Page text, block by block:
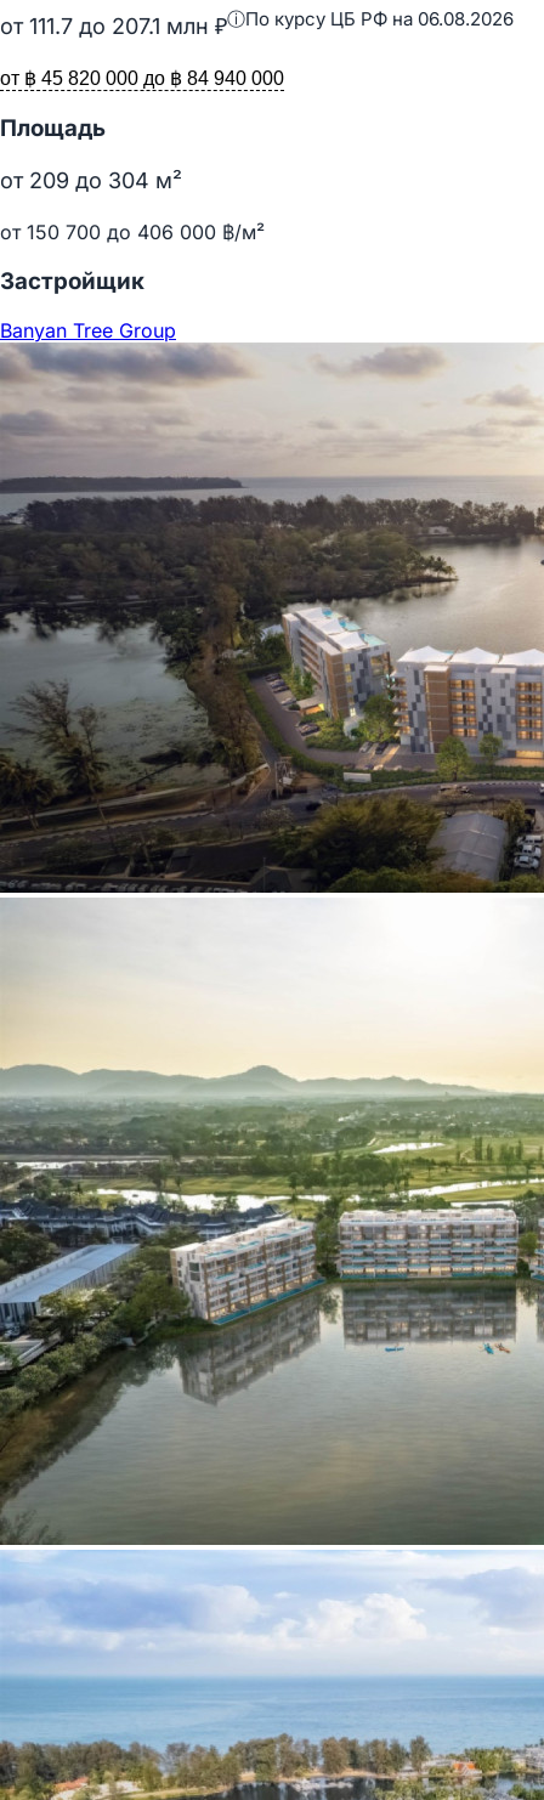
от111.7 до 207.1 млн ₽ⓘПо курсу ЦБ РФ на 06.08.2026
от ฿ 45 820 000 до ฿ 84 940 000
Площадь
от 209 до 304 м²
от 150 700 до 406 000 ฿/м²
Застройщик
Banyan Tree Group